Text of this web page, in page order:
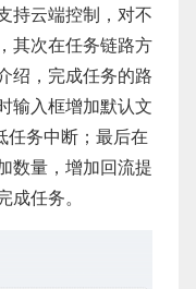
持云端控制，对不
其次在任务链路方
绍，完成任务的路
输入框增加默认文
任务中断；最后在
数量，增加回流提
任务。